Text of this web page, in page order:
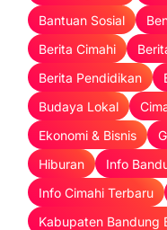
Bantuan Sosial
Berita Cimahi
Berita Pendidikan
Budaya Lokal
Ekonomi & Bisnis
Hiburan
Info
Info Cimahi Terbaru
Kabupaten Bandung